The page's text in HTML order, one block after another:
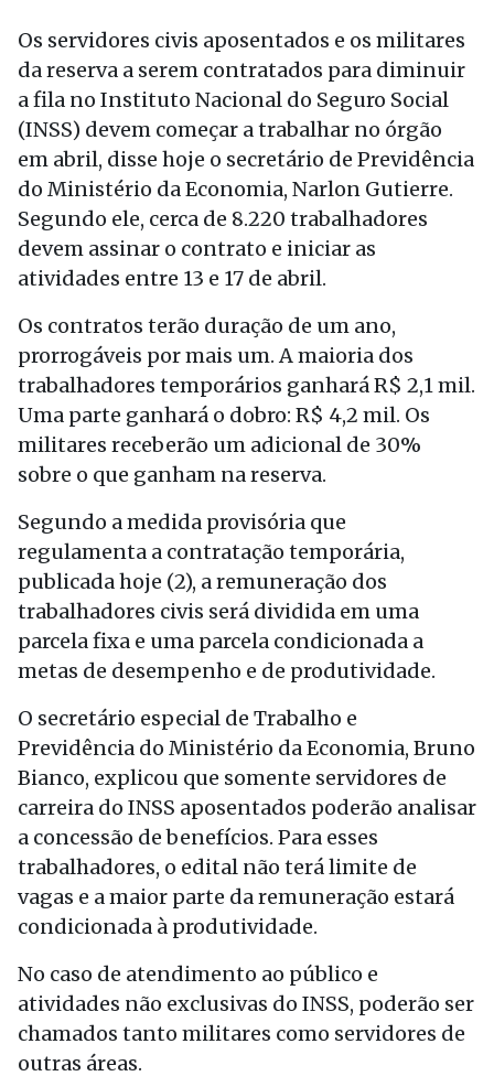
Os servidores civis aposentados e os militares
da reserva a serem contratados para diminuir
a fila no Instituto Nacional do Seguro Social
(INSS) devem começar a trabalhar no órgão
em abril, disse hoje o secretário de Previdência
do Ministério da Economia, Narlon Gutierre.
Segundo ele, cerca de 8.220 trabalhadores
devem assinar o contrato e iniciar as
atividades entre 13 e 17 de abril.
Os contratos terão duração de um ano,
prorrogáveis por mais um. A maioria dos
trabalhadores temporários ganhará R$ 2,1 mil.
Uma parte ganhará o dobro: R$ 4,2 mil. Os
militares receberão um adicional de 30%
sobre o que ganham na reserva.
Segundo a medida provisória que
regulamenta a contratação temporária,
publicadahoje (2), a remuneração dos
trabalhadores civis será dividida em uma
parcela fixa e uma parcela condicionada a
metas de desempenho e de produtividade.
O secretário especial de Trabalho e
Previdência do Ministério da Economia, Bruno
Bianco, explicou que somente servidores de
carreira do INSS aposentados poderão analisar
a concessão de benefícios. Para esses
trabalhadores, o edital não terá limite de
vagas e a maior parte da remuneração estará
condicionada à produtividade.
No caso de atendimento ao público e
atividades não exclusivas do INSS, poderão ser
chamados tanto militares como servidores de
outras áreas.